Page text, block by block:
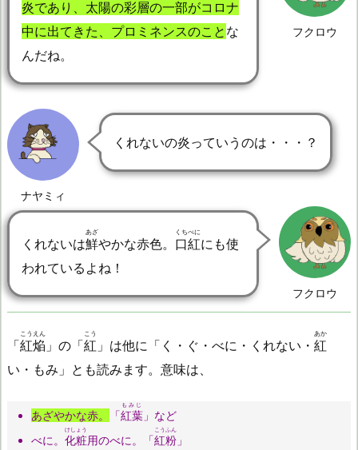
フクロウ
炎であり、太陽の彩層の一部がコロナ
中に出てきた、プロミネンスのこと な
んだね。
ナヤミィ
くれないの炎っていうのは・・・？
フクロウ
くれないは鮮
あざ
やかな赤色。 口紅
くちべに
にも使
われているよね！
「紅焔
こうえん
」の「紅
こう
」は他に「く・ぐ・べに・くれない・ 紅
あか
い・もみ」とも読みます。意味は、
あざやかな赤。 「紅葉
もみじ
」など
べに。 化粧
けしょう
用のべに。「紅粉
こうふん
」